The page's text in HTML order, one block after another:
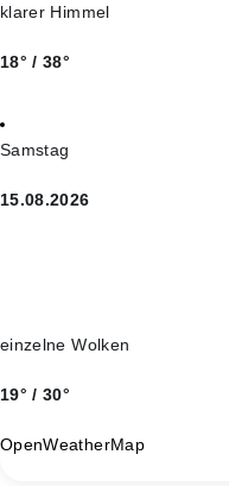
klarer Himmel
18° / 38°
Samstag
15.08.2026
einzelne Wolken
19° / 30°
OpenWeatherMap